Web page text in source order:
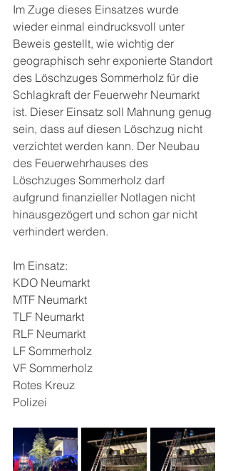
Im Zuge dieses Einsatzes wurde
wieder einmal eindrucksvoll unter
Beweis gestellt, wie wichtig der
geographisch sehr exponierte Standort
des Löschzuges Sommerholz für die
Schlagkraft der Feuerwehr Neumarkt
ist. Dieser Einsatz soll Mahnung genug
sein, dass auf diesen Löschzug nicht
verzichtet werden kann. Der Neubau
des Feuerwehrhauses des
Löschzuges Sommerholz darf
aufgrund finanzieller Notlagen nicht
hinausgezögert und schon gar nicht
verhindert werden.
Im Einsatz:
KDO Neumarkt
MTF Neumarkt
TLF Neumarkt
RLF Neumarkt
LF Sommerholz
VF Sommerholz
Rotes Kreuz
Polizei